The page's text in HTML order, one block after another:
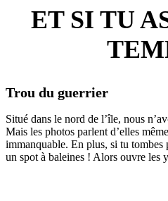
ET SI TU
Trou du guerrier
Situé dans le nord de l’île, nous
Mais les photos parlent d’elles
immanquable. En plus, si tu tombes
un spot à baleines ! Alors ouvre les